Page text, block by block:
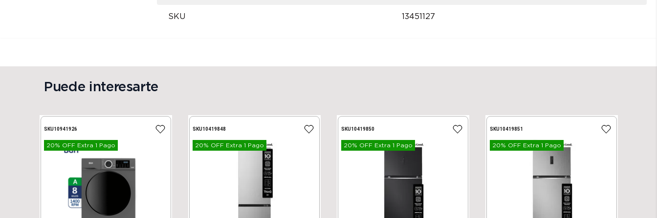
SKU 13451127
Puede interesarte
SKU10941926
20% OFF Extra 1 Pago
SKU10419848
20% OFF Extra 1 Pago
SKU10419850
20% OFF Extra 1 Pago
SKU10419851
20% OFF Extra 1 Pago